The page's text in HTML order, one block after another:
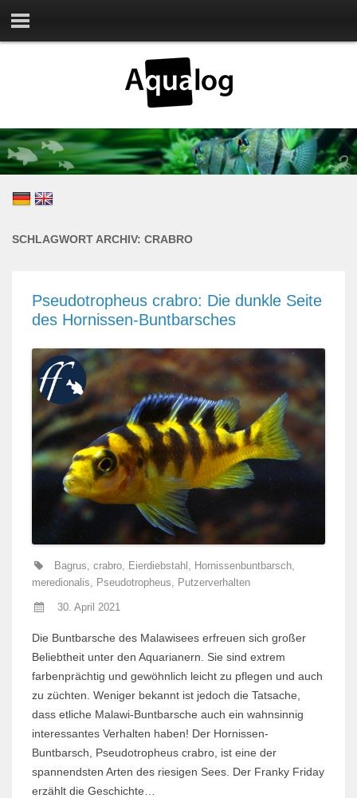
SCHLAGWORT ARCHIV: CRABRO
Pseudotropheus crabro: Die dunkle Seite
des Hornissen-Buntbarsches
Bagrus crabro, Eierdiebstahl Hornissenbuntbarsch,
meredionalis
Pseudotropheus Putzerverhalten
30. April 2021
Die Buntbarsche des Malawisees erfreuen sich großer
Beliebtheit unter den Aquarianern. Sie sind extrem
farbenprächtig und gewöhnlich leicht zu pflegen und auch
zu züchten. Weniger bekannt ist jedoch die Tatsache,
dass etliche Malawi-Buntbarsche auch ein wahnsinnig
interessantes Verhalten haben! Der Hornissen-
Buntbarsch, Pseudotropheus crabro, ist eine der
spannendsten Arten des riesigen Sees. Der Franky Friday
erzählt die Geschichte…